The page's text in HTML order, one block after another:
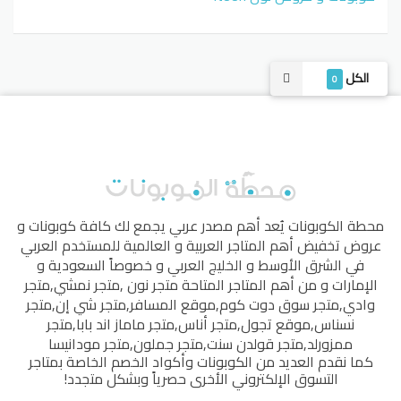
مليون منتج من مختلف فئات المستهلكين والترفيه لجميع
الاقسام المتوفرة:الإلكترونيات الاستهلاكية والترفيهية،
المنزلي، والحدائق وغيرها من المنتجات من العلامات التجارية
العالمية بأسعار تنافسية للغاية.
اكتشف أكبر الخصومات من Tomtop من خلال مجموعات
ضخمة من المنتجات الاستهلاكية والترفيهية والجمالية لجميع
الأغراض لتوفير المال. يوفر TomTop خدمة الشحن والتوصيل
المجاني إلى جميع أنحاء العالمبما في ذلك دول الخليج
والعالم العربي، ويتوفر باللغة الإنجليزية ويعتمد سياسة إرجاع
مرنة مع خيارات دفع آمنة وحديثة تشمل مدفوعات بطاقات
الائتمان والحسابات PayPal.
كيفية استخدام خصومات TomTop
الكل 0
محطة الكوبوناتيُعد أهم مصدر عربي يجمع لك كافة كوبونات و
عروض تخفيض أهم المتاجر العربية و العالمية للمستخدم العربي
في الشرق الأوسط و الخليج العربي و خصوصاً السعودية و
الإمارات و من أهم المتاجر المتاحةمتجر نون,متجر نمشي,متجر
وادي,متجر سوق دوت كوم,موقع المسافر,متجر شي إن,متجر
نسناس,موقع تجول,متجر أناس,متجر ماماز اند بابا,متجر
ممزورلد,متجر قولدن سنت,متجر جملون,متجر مودانيسا
كما نقدم العديد من الكوبونات وأكواد الخصم الخاصة بمتاجر
التسوق الإلكتروني الأخرى حصرياً وبشكل متجدد!